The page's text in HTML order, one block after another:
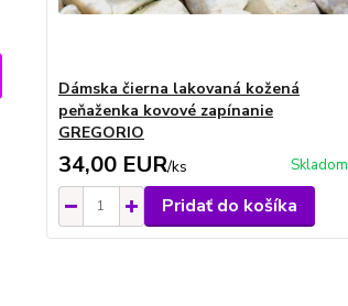
Dámska čierna lakovaná kožená
peňaženka kovové zapínanie
GREGORIO
34,00 EUR/ks Skladom
Pridať do košíka